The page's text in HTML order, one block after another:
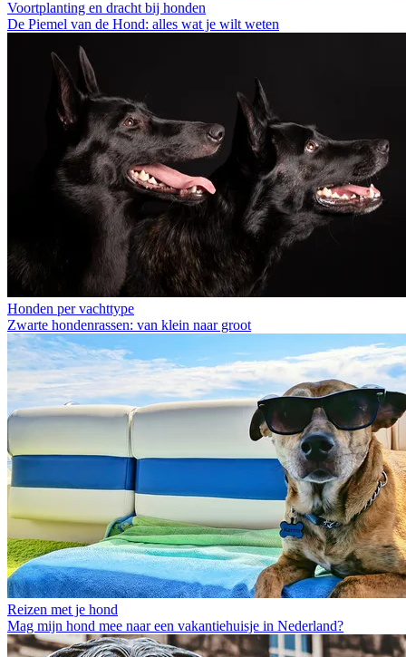
Voortplanting en dracht bij honden
De Piemel van de Hond: alles wat je wilt weten
Honden per vachttype
Zwarte hondenrassen: van klein naar groot
Reizen met je hond
Mag mijn hond mee naar een vakantiehuisje in Nederland?